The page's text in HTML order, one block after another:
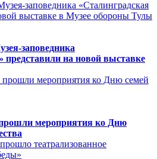
заповедника
представили на новой выставке
мероприятия ко Дню